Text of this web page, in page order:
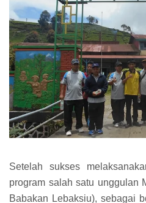
Setelah sukses
program salah satu unggulan
Babakan Lebaksiu), sebagai